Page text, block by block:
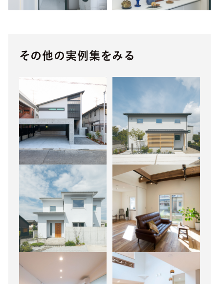
その他の実例集をみる